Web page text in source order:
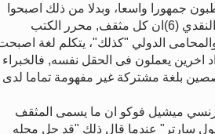
جمهورا واسعا، وبدلا من ذلك اصبحوا
اعضاء فيما يدعونه ثقافة الخطاب النقدي (6)ان كل مثقف, محرر الكتب
الدولي "كذلك"، يتكلم لغة
يعملون فى الحقل نفسه, فالخبراء
بلغة مشتركة غير مفهومة تماما لدى
ميشيل فوكو ان ما يسمى المثقف
سارتر" عندما قال ذلك "قد حل محله